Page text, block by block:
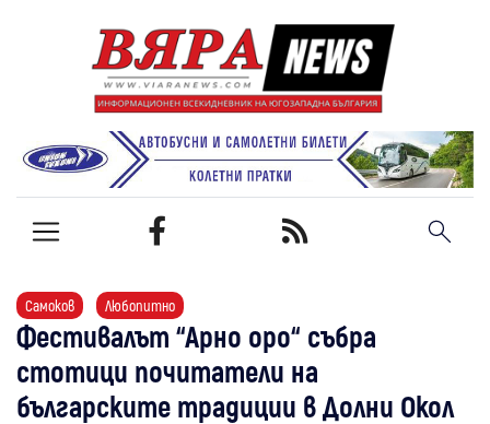
Самоков Любопитно
Фестивалът “Арно оро“ събра
стотици почитатели на
българските традиции в Долни Окол